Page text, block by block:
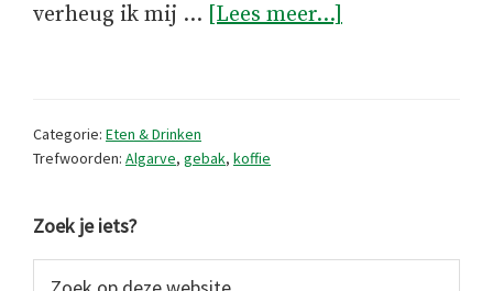
verheug ik mij … [Lees meer...]
Categorie: Eten & Drinken
Trefwoorden: Algarve, gebak, koffie
Primaire
Sidebar
Zoek je iets?